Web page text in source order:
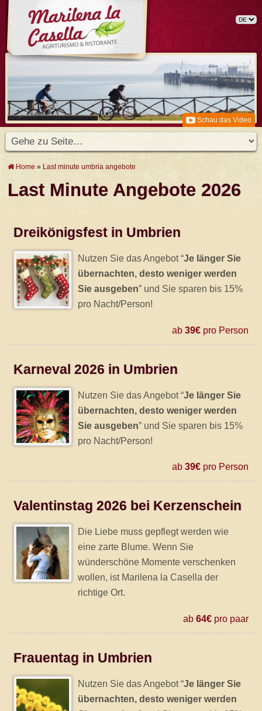
Schau das Video
Home » Last minute umbria angebote
Last Minute Angebote 2026
Dreikönigsfest in Umbrien
Nutzen Sie das Angebot “Je länger Sie
übernachten, desto weniger werden
Sie ausgeben” und Sie sparen bis 15%
pro Nacht/Person!
ab 39€pro Person
Karneval 2026 in Umbrien
Nutzen Sie das Angebot “Je länger Sie
übernachten, desto weniger werden
Sie ausgeben” und Sie sparen bis 15%
pro Nacht/Person!
ab 39€pro Person
Valentinstag 2026 bei Kerzenschein
Die Liebe muss gepflegt werden wie
eine zarte Blume. Wenn Sie
wünderschöne Momente verschenken
wollen, ist Marilena la Casella der
richtige Ort.
ab 64€pro paar
Frauentag in Umbrien
Nutzen Sie das Angebot “Je länger Sie
übernachten, desto weniger werden